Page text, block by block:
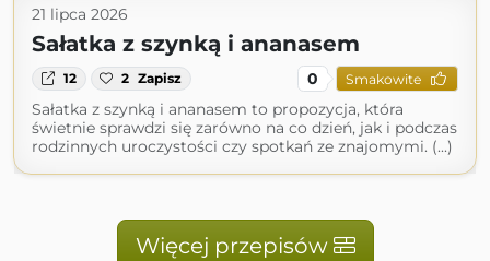
21 lipca 2026
Sałatka z szynką i ananasem
12 2 Zapisz 0 Smakowite
Sałatka z szynką i ananasem to propozycja, która
świetnie sprawdzi się zarówno na co dzień, jak i podczas
rodzinnych uroczystości czy spotkań ze znajomymi. (...)
Więcej przepisów